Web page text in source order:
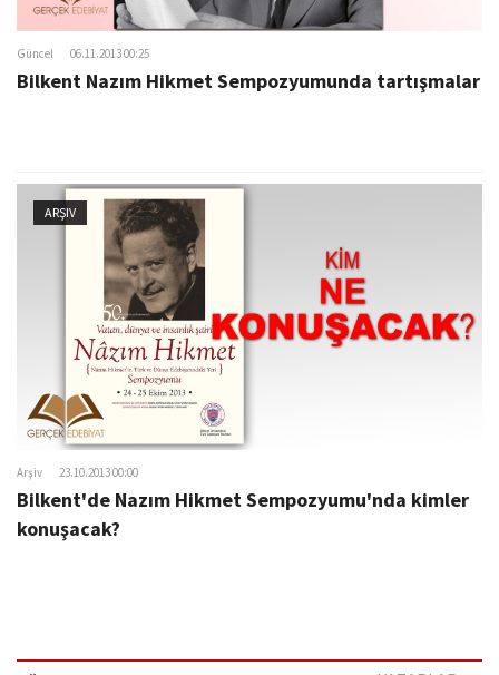
Güncel 06.11.2013 00:25
Bilkent Nazım Hikmet Sempozyumunda tartışmalar
ARŞIV
Arşiv 23.10.2013 00:00
Bilkent'de Nazım Hikmet Sempozyumu'nda kimler
konuşacak?